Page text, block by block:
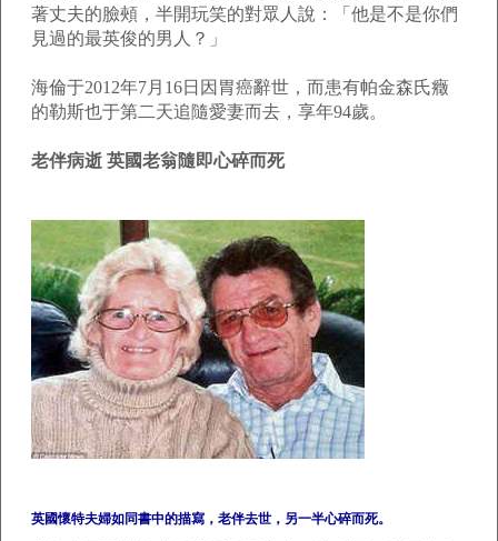
著丈夫的臉頰，半開玩笑的對眾人說：「他是不是你們
見過的最英俊的男人？」
海倫于2012年7月16日因胃癌辭世，而患有帕金森氏癥
的勒斯也于第二天追隨愛妻而去，享年94歲。
老伴病逝 英國老翁隨即心碎而死
英國懷特夫婦如同書中的描寫，老伴去世，另一半心碎而死。